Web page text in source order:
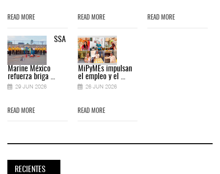
READ MORE
SSA
Marine México
refuerza briga ...
29 JUN 2026
READ MORE
READ MORE
MiPyMEs impulsan
el empleo y el ...
26 JUN 2026
READ MORE
READ MORE
RECIENTES